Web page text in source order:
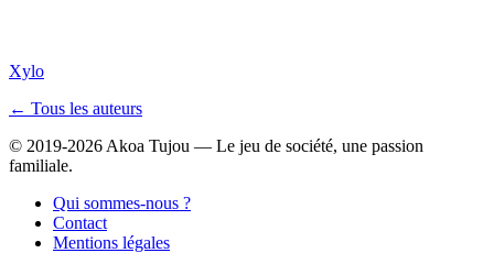
Xylo
← Tous les auteurs
© 2019-2026 Akoa Tujou — Le jeu de société, une passion
familiale.
Qui sommes-nous ?
Contact
Mentions légales